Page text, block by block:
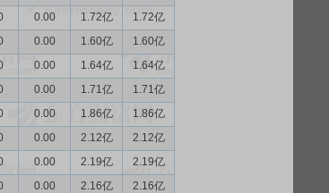
0.00 1.72亿
1.72亿
0.00 1.60亿
1.60亿
0.00 1.64亿
1.64亿
0.00 1.71亿
1.71亿
0.00 1.86亿
1.86亿
0.00 2.12亿
2.12亿
0.00 2.19亿
2.19亿
0.00 2.16亿
2.16亿